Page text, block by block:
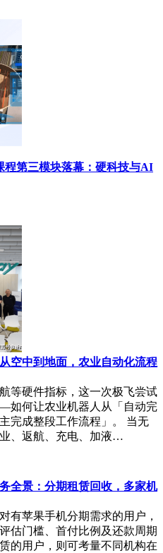
程第三模块落幕：硬科技与AI
空中到地面，农业自动化流程
等硬件指标，这一次极飞尝试
如何让农业机器人从「自动完
完成整段工作流程」。 当无
、返航、充电、加液…
全景：分期租赁回收，多家机
有苹果手机分期需求的用户，
估门槛、首付比例及还款周期
的用户，则可考量不同机构在